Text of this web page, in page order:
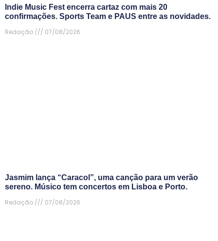
Indie Music Fest encerra cartaz com mais 20
confirmações. Sports Team e PAUS entre as novidades.
Redação
07/08/2026
Jasmim lança “Caracol”, uma canção para um verão
sereno. Músico tem concertos em Lisboa e Porto.
Redação
07/08/2026